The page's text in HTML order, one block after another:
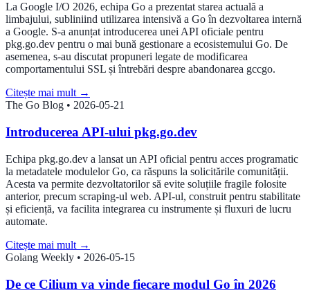
La Google I/O 2026, echipa Go a prezentat starea actuală a
limbajului, subliniind utilizarea intensivă a Go în dezvoltarea internă
a Google. S-a anunțat introducerea unei API oficiale pentru
pkg.go.dev pentru o mai bună gestionare a ecosistemului Go. De
asemenea, s-au discutat propuneri legate de modificarea
comportamentului SSL și întrebări despre abandonarea gccgo.
Citește mai mult→
The Go Blog • 2026-05-21
Introducerea API-ului pkg.go.dev
Echipa pkg.go.dev a lansat un API oficial pentru acces programatic
la metadatele modulelor Go, ca răspuns la solicitările comunității.
Acesta va permite dezvoltatorilor să evite soluțiile fragile folosite
anterior, precum scraping-ul web. API-ul, construit pentru stabilitate
și eficiență, va facilita integrarea cu instrumente și fluxuri de lucru
automate.
Citește mai mult →
Golang Weekly • 2026-05-15
De ce Cilium va vinde fiecare modul Go în 2026